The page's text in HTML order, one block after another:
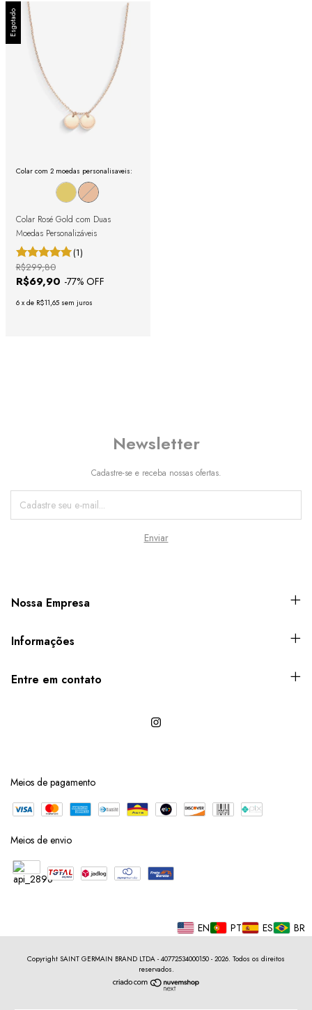
Esgotado
Colar com 2 moedas personalisaveis:
Colar Rosé Gold com Duas
Moedas Personalizáveis
(1)
R$69,90 -77% OFF
R$299,80
6 x de R$11,65 sem juros
Newsletter
Cadastre-se e receba nossas ofertas.
Nossa Empresa
Informações
Entre em contato
Meios de pagamento
Meios de envio
EN PT ES BR
Copyright SAINT GERMAIN BRAND LTDA - 40772534000150 - 2026. Todos os direitos
reservados.